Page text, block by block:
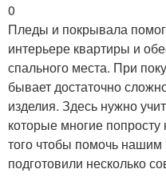
0
Пледы и покрывала
интерьере квартиры и
спального места. При
бывает достаточно
изделия. Здесь нужно
которые многие
того чтобы помочь
подготовили несколько